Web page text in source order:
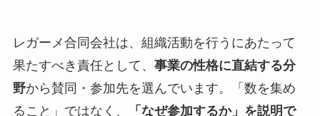
レガーメ合同会社は、組織活動を行うにあたって
果たすべき責任として、 事業の性格に直結する分
野から賛同・参加先を選んでいます。「数を集め
ること」ではなく、
「なぜ参加するか」を説明で